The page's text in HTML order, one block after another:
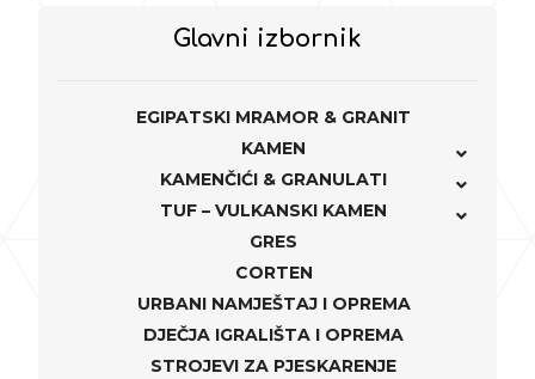
Glavni izbornik
EGIPATSKI MRAMOR & GRANIT
KAMEN
KAMENČIĆI & GRANULATI
TUF – VULKANSKI KAMEN
GRES
CORTEN
URBANI NAMJEŠTAJ I OPREMA
DJEČJA IGRALIŠTA I OPREMA
STROJEVI ZA PJESKARENJE